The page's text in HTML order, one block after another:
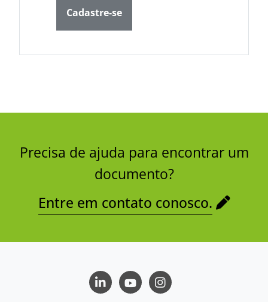
Cadastre-se
Precisa de ajuda para encontrar um
documento?
Entre em contato conosco.
LinkedInYoutubeInstagram